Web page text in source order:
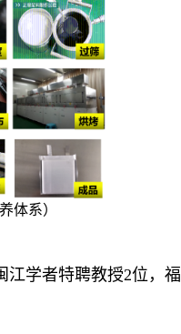
体系）
江学者特聘教授2位，